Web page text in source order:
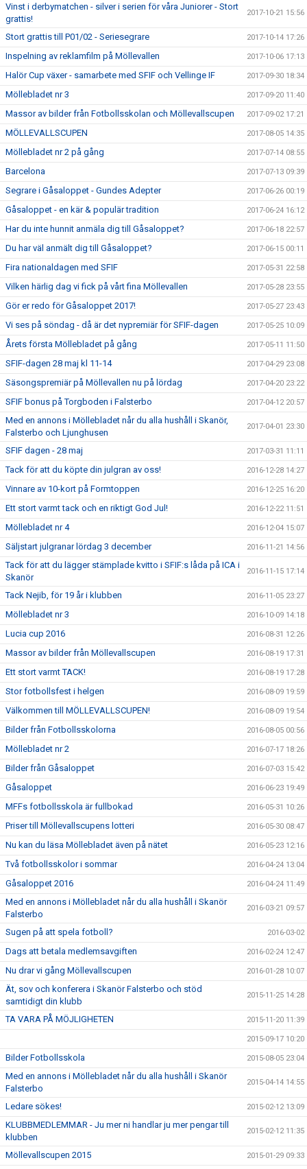
Vinst i derbymatchen - silver i serien för våra Juniorer - Stort
grattis!
2017-10-21 15:56
Stort grattis till P01/02 - Seriesegrare 2017-10-14 17:26
Inspelning av reklamfilm på Möllevallen 2017-10-06 17:13
Halör Cup växer - samarbete med SFIF och Vellinge IF 2017-09-30 18:34
Möllebladet nr 3 2017-09-20 11:40
Massor av bilder från Fotbollsskolan och Möllevallscupen 2017-09-02 17:21
MÖLLEVALLSCUPEN 2017-08-05 14:35
Möllebladet nr 2 på gång 2017-07-14 08:55
Barcelona 2017-07-13 09:39
Segrare i Gåsaloppet - Gundes Adepter 2017-06-26 00:19
Gåsaloppet - en kär & populär tradition 2017-06-24 16:12
Har du inte hunnit anmäla dig till Gåsaloppet? 2017-06-18 22:57
Du har väl anmält dig till Gåsaloppet? 2017-06-15 00:11
Fira nationaldagen med SFIF 2017-05-31 22:58
Vilken härlig dag vi fick på vårt fina Möllevallen 2017-05-28 23:55
Gör er redo för Gåsaloppet 2017! 2017-05-27 23:43
Vi ses på söndag - då är det nypremiär för SFIF-dagen 2017-05-25 10:09
Årets första Möllebladet på gång 2017-05-11 11:50
SFIF-dagen 28 maj kl 11-14 2017-04-29 23:08
Säsongspremiär på Möllevallen nu på lördag 2017-04-20 23:22
SFIF bonus på Torgboden i Falsterbo 2017-04-12 20:57
Med en annons i Möllebladet når du alla hushåll i Skanör,
Falsterbo och Ljunghusen
2017-04-01 23:30
SFIF dagen - 28 maj 2017-03-31 11:11
Tack för att du köpte din julgran av oss! 2016-12-28 14:27
Vinnare av 10-kort på Formtoppen 2016-12-25 16:20
Ett stort varmt tack och en riktigt God Jul! 2016-12-22 11:51
Möllebladet nr 4 2016-12-04 15:07
Säljstart julgranar lördag 3 december 2016-11-21 14:56
Tack för att du lägger stämplade kvitto i SFIF:s låda på ICA i
Skanör
2016-11-15 17:14
Tack Nejib, för 19 år i klubben 2016-11-05 23:27
Möllebladet nr 3 2016-10-09 14:18
Lucia cup 2016 2016-08-31 12:26
Massor av bilder från Möllevallscupen 2016-08-19 17:31
Ett stort varmt TACK! 2016-08-19 17:28
Stor fotbollsfest i helgen 2016-08-09 19:59
Välkommen till MÖLLEVALLSCUPEN! 2016-08-09 19:54
Bilder från Fotbollsskolorna 2016-08-05 00:56
Möllebladet nr 2 2016-07-17 18:26
Bilder från Gåsaloppet 2016-07-03 15:42
Gåsaloppet 2016-06-23 19:49
MFFs fotbollsskola är fullbokad 2016-05-31 10:26
Priser till Möllevallscupens lotteri 2016-05-30 08:47
Nu kan du läsa Möllebladet även på nätet 2016-05-23 12:16
Två fotbollsskolor i sommar 2016-04-24 13:04
Gåsaloppet 2016 2016-04-24 11:49
Med en annons i Möllebladet når du alla hushåll i Skanör
Falsterbo
2016-03-21 09:57
Sugen på att spela fotboll? 2016-03-02
Dags att betala medlemsavgiften 2016-02-24 12:47
Nu drar vi gång Möllevallscupen 2016-01-28 10:07
Ät, sov och konferera i Skanör Falsterbo och stöd
samtidigt din klubb
2015-11-25 14:28
TA VARA PÅ MÖJLIGHETEN 2015-11-20 11:39
2015-09-17 10:20
Bilder Fotbollsskola 2015-08-05 23:04
Med en annons i Möllebladet når du alla hushåll i Skanör
Falsterbo
2015-04-14 14:55
Ledare sökes! 2015-02-12 13:09
KLUBBMEDLEMMAR - Ju mer ni handlar ju mer pengar till
klubben
2015-02-12 11:35
Möllevallscupen 2015 2015-01-29 09:33